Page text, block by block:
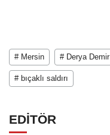
# Mersin # Derya Demir
# bıçaklı saldırı
EDİTÖR